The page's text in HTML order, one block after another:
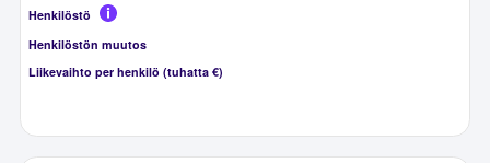
Henkilöstö
Henkilöstön muutos
Liikevaihto per henkilö (tuhatta €)